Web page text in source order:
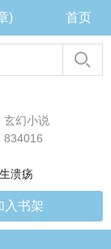
) 首页
玄幻小说
834016
溃疡
入书架